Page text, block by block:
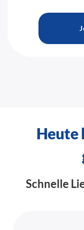
Heute
Schnelle